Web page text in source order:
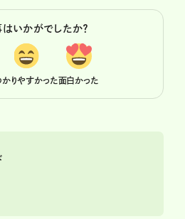
いかがでしたか？
かりやすかった面白かった